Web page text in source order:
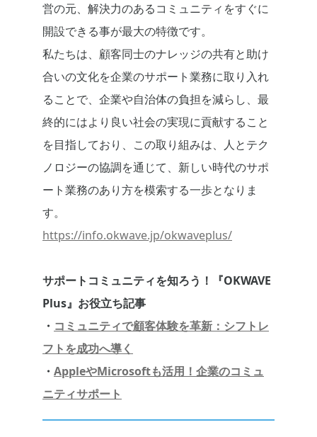
営の元、解決力のあるコミュニティをすぐに
開設できる事が最大の特徴です。
私たちは、顧客同士のナレッジの共有と助け
合いの文化を企業のサポート業務に取り入れ
ることで、企業や自治体の負担を減らし、最
終的にはより良い社会の実現に貢献すること
を目指しており、この取り組みは、人とテク
ノロジーの協調を通じて、新しい時代のサポ
ート業務のあり方を模索する一歩となりま
す。
https://info.okwave.jp/okwaveplus/
サポートコミュニティを知ろう！『OKWAVE
Plus』お役立ち記事
・ コミュニティで顧客体験を革新：シフトレ
フトを成功へ導く
・ AppleやMicrosoftも活用！企業のコミュ
ニティサポート